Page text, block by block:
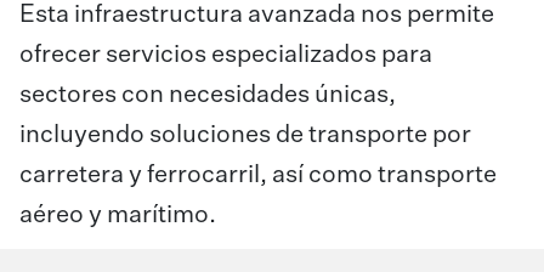
Esta infraestructura avanzada nos permite
ofrecer servicios especializados para
sectores con necesidades únicas,
incluyendo soluciones de transporte por
carretera y ferrocarril, así como transporte
aéreo y marítimo.